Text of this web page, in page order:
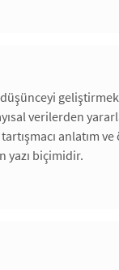
verilerden
anlatım
yazı biçimidir.